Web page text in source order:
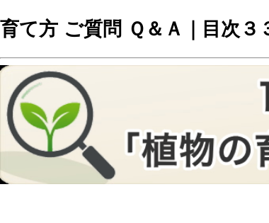
育て方 ご質問 Ｑ＆Ａ｜目次３